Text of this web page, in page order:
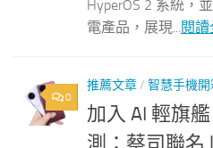
HyperOS 2 系統，
電產品，展現...閱
0
推薦文章/ 智慧手機開
加入 AI 輕旗